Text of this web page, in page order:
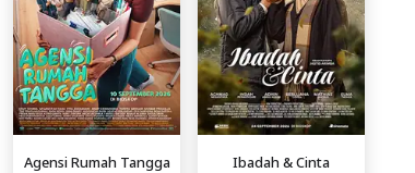
Agensi Rumah Tangga Ibadah & Cinta